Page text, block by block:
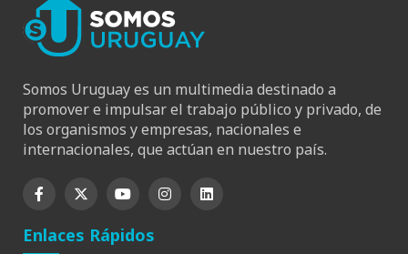
Somos Uruguay es un multimedia destinado a
promover e impulsar el trabajo público y privado, de
los organismos y empresas, nacionales e
internacionales, que actúan en nuestro país.
Enlaces Rápidos